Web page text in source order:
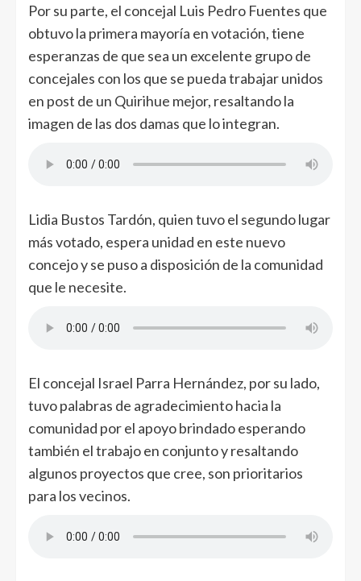
Por su parte, el concejal Luis Pedro Fuentes que
obtuvo la primera mayoría en votación, tiene
esperanzas de que sea un excelente grupo de
concejales con los que se pueda trabajar unidos
en post de un Quirihue mejor, resaltando la
imagen de las dos damas que lo integran.
Lidia Bustos Tardón, quien tuvo el segundo lugar
más votado, espera unidad en este nuevo
concejo y se puso a disposición de la comunidad
que le necesite.
El concejal Israel Parra Hernández, por su lado,
tuvo palabras de agradecimiento hacia la
comunidad por el apoyo brindado esperando
también el trabajo en conjunto y resaltando
algunos proyectos que cree, son prioritarios
para los vecinos.